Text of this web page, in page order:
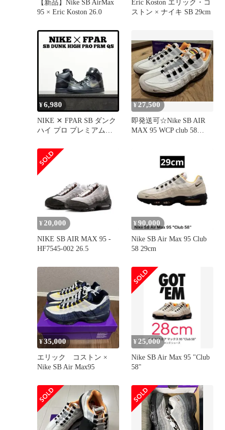
【新品】Nike SB AirMax
95 × Eric Koston 26.0
Eric Koston エリック・コ
ストン × ナイキ SB 29cm
¥6,980
NIKE ✕ FPAR SB ダンク
ハイ プロ プレミアム
¥27,500
即発送可☆Nike SB AIR
MAX 95 WCP club 58
¥ 20,000
NIKE SB AIR MAX 95 -
HF7545-002 26.5
¥90,000
Nike SB Air Max 95 Club
58 29cm
¥35,000
エリック コストン ×
Nike SB Air Max95
¥25,000
Nike SB Air Max 95 "Club
58"